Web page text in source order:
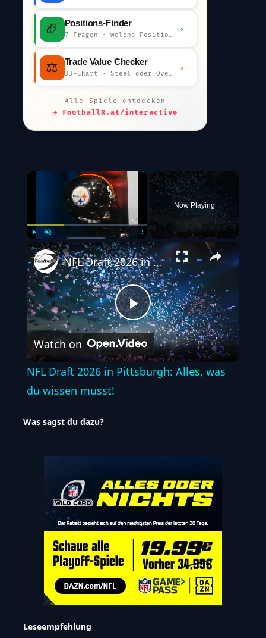
🏈 Positions-Finder
›
⚖️ Trade Value Checker
›
Alle Spiele entdecken
→ FootballR.at/interactive
×
Play Unmute Fullscreen
Now Playing
Play
Video
NFL Draft 2026 in Pittsburgh: Alles, was du wissen musst!
Watch on
NFL Draft 2026 in Pittsburgh: Alles, was
du wissen musst!
Was sagst du dazu?
Leseempfehlung